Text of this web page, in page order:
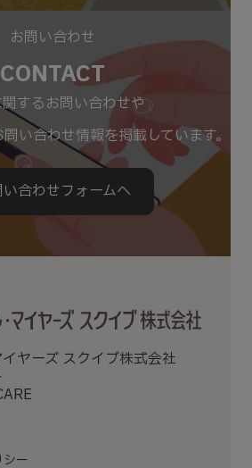
お問い合わせ
CONTACT
するお問い合わせや
い合わせ情報を掲載しています。
い合わせフォームへ
ヤーズ スクイブ株式会社
ー